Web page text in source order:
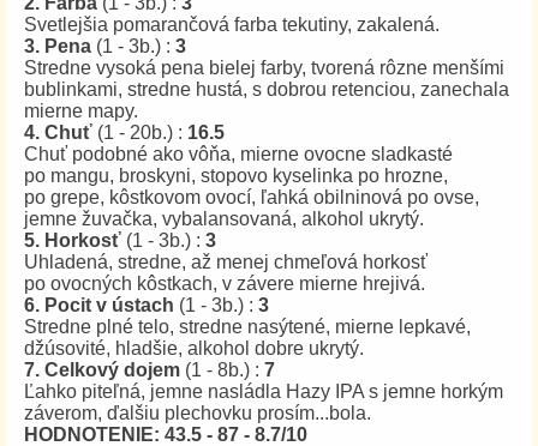
Svetlejšia pomarančová farba tekutiny, zakalená.
3. Pena (1 - 3b.) : 3
Stredne vysoká pena bielej farby, tvorená rôzne menšími
bublinkami, stredne hustá, s dobrou retenciou, zanechala
mierne mapy.
4. Chuť (1 - 20b.) : 16.5
Chuť podobné ako vôňa, mierne ovocne sladkasté
po mangu, broskyni, stopovo kyselinka po hrozne,
po grepe, kôstkovom ovocí, ľahká obilninová po ovse,
jemne žuvačka, vybalansovaná, alkohol ukrytý.
5. Horkosť (1 - 3b.) : 3
Uhladená, stredne, až menej chmeľová horkosť
po ovocných kôstkach, v závere mierne hrejivá.
6. Pocit v ústach (1 - 3b.) : 3
Stredne plné telo, stredne nasýtené, mierne lepkavé,
džúsovité, hladšie, alkohol dobre ukrytý.
7. Celkový dojem (1 - 8b.) : 7
Ľahko piteľná, jemne nasládla Hazy IPA s jemne horkým
záverom, ďalšiu plechovku prosím...bola.
HODNOTENIE: 43.5 - 87 - 8.7/10